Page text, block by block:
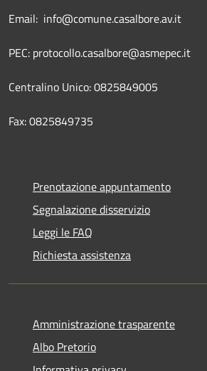
Email: info@comune.casalbore.av.it
PEC: protocollo.casalbore@asmepec.it
Centralino Unico: 0825849005
Fax: 0825849735
Prenotazione appuntamento
Segnalazione disservizio
Leggi le FAQ
Richiesta assistenza
Amministrazione trasparente
Albo Pretorio